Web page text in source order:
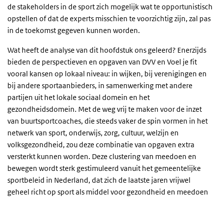
de stakeholders in de sport zich mogelijk wat te opportunistisch
opstellen of dat de experts misschien te voorzichtig zijn, zal pas
in de toekomst gegeven kunnen worden.
Wat heeft de analyse van dit hoofdstuk ons geleerd? Enerzijds
bieden de perspectieven en opgaven van DVV en Voel je fit
vooral kansen op lokaal niveau: in wijken, bij verenigingen en
bij andere sportaanbieders, in samenwerking met andere
partijen uit het lokale sociaal domein en het
gezondheidsdomein. Met de weg vrij te maken voor de inzet
van buurtsportcoaches, die steeds vaker de spin vormen in het
netwerk van sport, onderwijs, zorg, cultuur, welzijn en
volksgezondheid, zou deze combinatie van opgaven extra
versterkt kunnen worden. Deze clustering van meedoen en
bewegen wordt sterk gestimuleerd vanuit het gemeentelijke
sportbeleid in Nederland, dat zich de laatste jaren vrijwel
geheel richt op sport als middel voor gezondheid en meedoen